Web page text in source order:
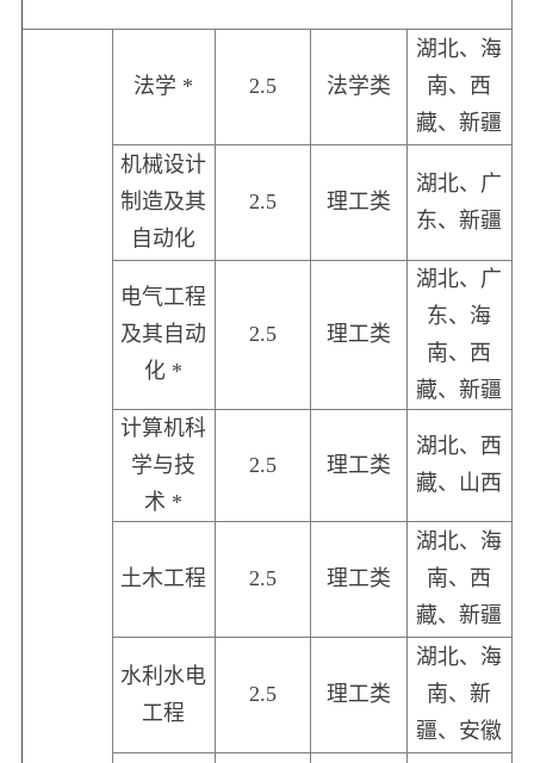
法学 * 2.5 法学类
湖北、海
南、西
藏、新疆
机械设计
制造及其
自动化
2.5 理工类
湖北、广
东、新疆
电气工程
及其自动
化 *
2.5 理工类
湖北、广
东、海
南、西
藏、新疆
计算机科
学与技
术 *
2.5 理工类
湖北、西
藏、山西
土木工程 2.5 理工类
湖北、海
南、西
藏、新疆
水利水电
工程
2.5 理工类
湖北、海
南、新
疆、安徽